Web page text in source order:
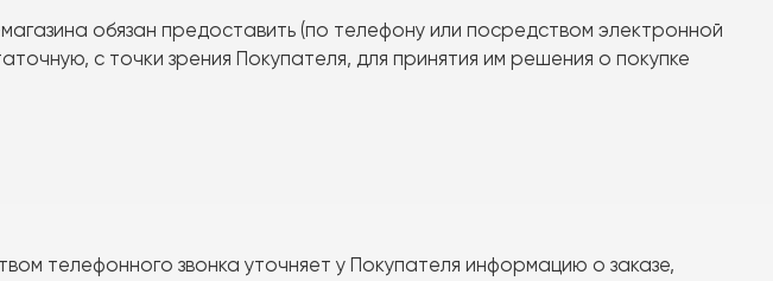
обязан предоставить (по телефону или посредством электронной
с точки зрения Покупателя, для принятия им решения о покупке
телефонного звонка уточняет у Покупателя информацию о заказе,